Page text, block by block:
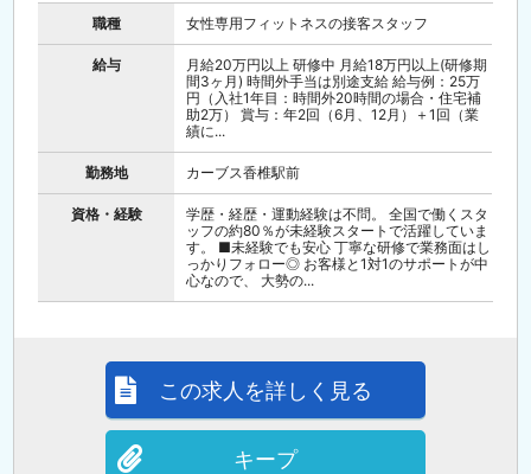
職種 女性専用フィットネスの接客スタッフ
給与
月給20万円以上 研修中 月給18万円以上(研修期
間3ヶ月) 時間外手当は別途支給 給与例：25万
円（入社1年目：時間外20時間の場合・住宅補
助2万） 賞与：年2回（6月、12月）＋1回（業
績に...
勤務地 カーブス香椎駅前
資格・経験
学歴・経歴・運動経験は不問。 全国で働くスタ
ッフの約80％が未経験スタートで活躍していま
す。 ■未経験でも安心 丁寧な研修で業務面はし
っかりフォロー◎ お客様と1対1のサポートが中
心なので、 大勢の...
この求人を詳しく見る
キープ